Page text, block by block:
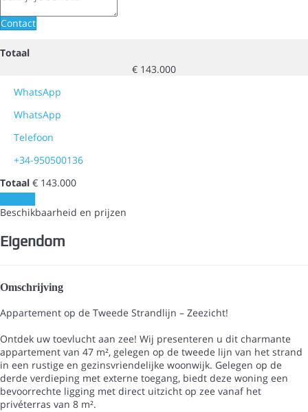
Contact
Totaal
€ 143.000
WhatsApp
WhatsApp
Telefoon
+34-950500136
Totaal € 143.000
Beschikbaarheid en prijzen
Eigendom
Omschrijving
Appartement op de Tweede Strandlijn – Zeezicht!
Ontdek uw toevlucht aan zee! Wij presenteren u dit charmante
appartement van 47 m², gelegen op de tweede lijn van het strand
in een rustige en gezinsvriendelijke woonwijk. Gelegen op de
derde verdieping met externe toegang, biedt deze woning een
bevoorrechte ligging met direct uitzicht op zee vanaf het
privéterras van 8 m².